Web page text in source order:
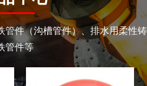
管件（沟槽管件）、排水用柔性铸
管件等